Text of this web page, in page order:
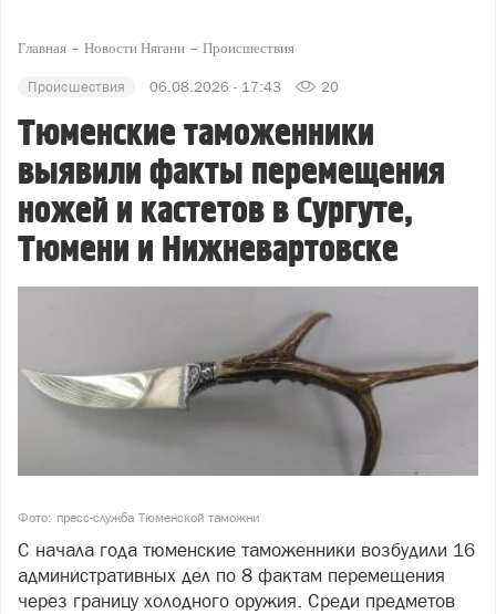
Главная Новости Нягани Происшествия
Происшествия 06.08.2026 - 17:43 20
Тюменские таможенники
выявили факты перемещения
ножей и кастетов в Сургуте,
Тюмени и Нижневартовске
Фото: пресс-служба Тюменской таможни
С начала года тюменские таможенники возбудили 16
административных дел по 8 фактам перемещения
через границу холодного оружия. Среди предметов